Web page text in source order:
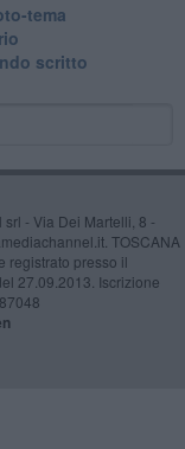
tema
scritto
- Via Dei Martelli, 8 -
TOSCANA
registrato presso il
27.09.2013. Iscrizione